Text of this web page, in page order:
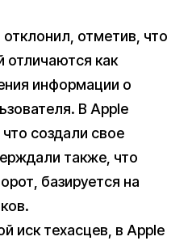
отметив, что
отличаются как
информации о
В Apple
создали свое
также, что
базируется на
иск техасцев, в Apple